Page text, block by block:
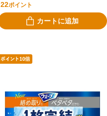
22ポイント
カートに追加